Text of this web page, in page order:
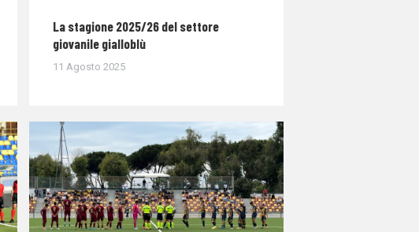
La stagione 2025/26 del settore
giovanile gialloblù
11 Agosto 2025